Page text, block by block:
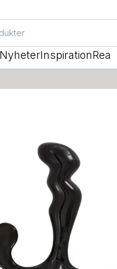
NyheterInspirationRea